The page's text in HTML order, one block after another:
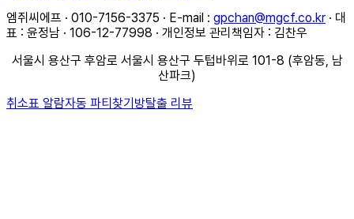
엠쥐씨에프 · 010-7156-3375 · E-mail : gpchan@mgcf.co.kr · 대
표 : 윤정남 · 106-12-77998 · 개인정보 관리책임자 : 김찬우
서울시 용산구 후암로 서울시 용산구 두텁바위로 101-8 (후암동, 남
산파크)
취소표 알람자동 파티찾기방탈출 리뷰